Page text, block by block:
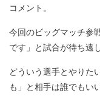
コメント。
今回のビッグマッチ参
です」と試合が待ち遠
どういう選手とやりた
も」と相手は誰でもい